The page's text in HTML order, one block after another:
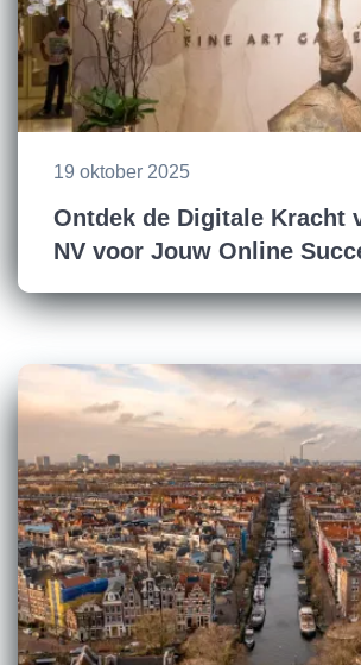
19 oktober 2025
Ontdek de Digitale Kracht
NV voor Jouw Online